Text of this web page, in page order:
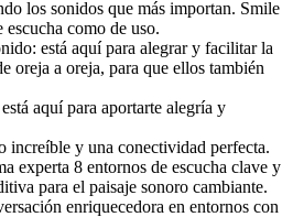
los sonidos que más importan. Smile
como de uso.
está aquí para alegrar y facilitar la
oreja a oreja, para que ellos también
aquí para aportarte alegría y
increíble y una conectividad perfecta.
experta 8 entornos de escucha clave y
para el paisaje sonoro cambiante.
enriquecedora en entornos con